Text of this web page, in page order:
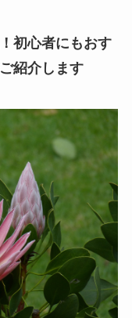
初心者にもおす
紹介します